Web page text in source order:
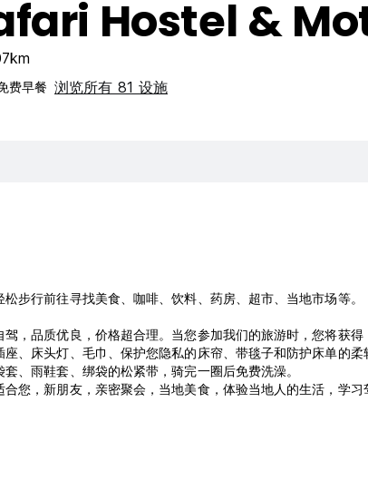
Hostel &
费早餐‎ 浏览所有 81 设施
步行前往寻找美食、咖啡、饮料、药房、超市、当地市场等。
，品质优良，价格超合理。当您参加我们的旅游时，您将获
、床头灯、毛巾、保护您隐私的床帘、带毯子和防护床单的柔
、雨鞋套、绑袋的松紧带，骑完一圈后免费洗澡。
您，新朋友，亲密聚会，当地美食，体验当地人的生活，学